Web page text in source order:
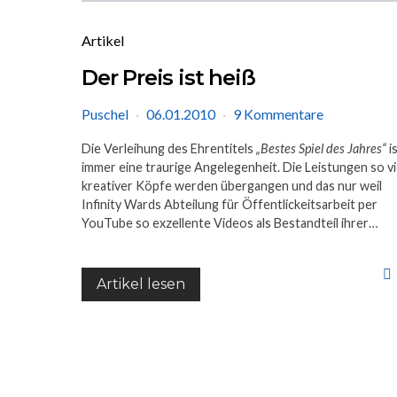
Artikel
Der Preis ist heiß
Puschel 06.01.2010 9 Kommentare
Die Verleihung des Ehrentitels „Bestes Spiel des Jahres“
immer eine traurige Angelegenheit. Die Leistungen so
kreativer Köpfe werden übergangen und das nur weil
Infinity Wards Abteilung für Öffentlickeitsarbeit per
YouTube so exzellente Videos als Bestandteil ihrer…
Artikel lesen